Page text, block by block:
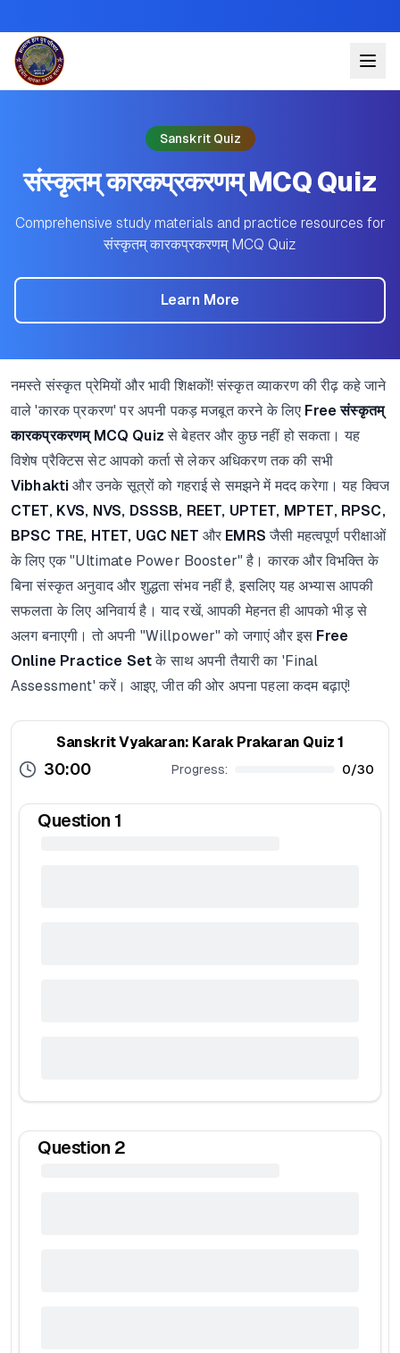
Sanskrit Quiz
संस्कृतम् कारकप्रकरणम् MCQ Quiz
Comprehensive study materials and practice resources for
संस्कृतम् कारकप्रकरणम् MCQ Quiz
Learn More
नमस्ते संस्कृत प्रेमियों और भावी शिक्षकों! संस्कृत व्याकरण की रीढ़ कहे जाने
वाले 'कारक प्रकरण' पर अपनी पकड़ मजबूत करने के लिए Free संस्कृतम्
कारकप्रकरणम् MCQ Quiz से बेहतर और कुछ नहीं हो सकता। यह
विशेष प्रैक्टिस सेट आपको कर्ता से लेकर अधिकरण तक की सभी
Vibhakti और उनके सूत्रों को गहराई से समझने में मदद करेगा। यह क्विज
CTET, KVS, NVS, DSSSB, REET, UPTET, MPTET, RPSC,
BPSC TRE, HTET, UGC NET और EMRS जैसी महत्वपूर्ण परीक्षाओं
के लिए एक "Ultimate Power Booster" है। कारक और विभक्ति के
बिना संस्कृत अनुवाद और शुद्धता संभव नहीं है, इसलिए यह अभ्यास आपकी
सफलता के लिए अनिवार्य है। याद रखें, आपकी मेहनत ही आपको भीड़ से
अलग बनाएगी। तो अपनी "Willpower" को जगाएं और इस Free
Online Practice Setके साथ अपनी तैयारी का 'Final
Assessment' करें। आइए, जीत की ओर अपना पहला कदम बढ़ाएं!
Sanskrit Vyakaran: Karak Prakaran Quiz 1
30:00 Progress: 0/30
Question 1
Question 2